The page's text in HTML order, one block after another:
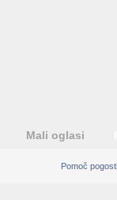
Mali oglasi
Pomoč